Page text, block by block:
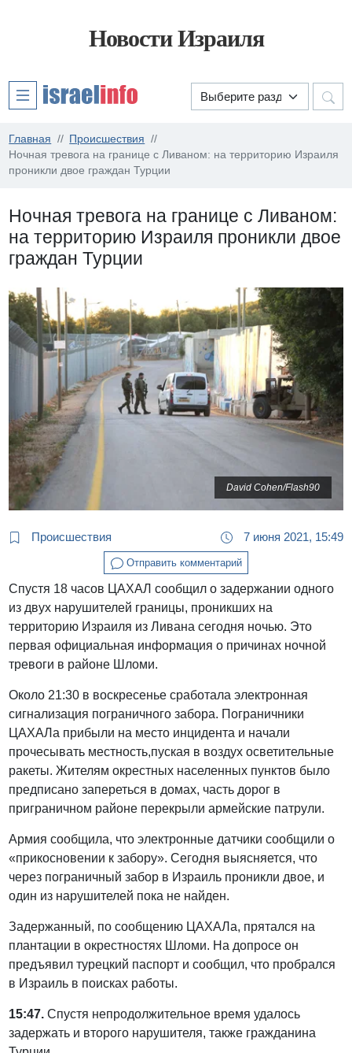
Новости Израиля
Главная
Происшествия
Ночная тревога на границе с Ливаном: на территорию Израиля
проникли двое граждан Турции
Ночная тревога на границе с Ливаном:
на территорию Израиля проникли двое
граждан Турции
David Cohen/Flash90
Происшествия 7 июня 2021, 15:49
Отправить комментарий
Спустя 18 часов ЦАХАЛ сообщил о задержании одного
из двух нарушителей границы, проникших на
территорию Израиля из Ливана сегодня ночью. Это
первая официальная информация о причинах ночной
тревоги в районе Шломи.
Около 21:30 в воскресенье сработала электронная
сигнализация пограничного забора. Пограничники
ЦАХАЛа прибыли на место инцидента и начали
прочесывать местность,пуская в воздух осветительные
ракеты. Жителям окрестных населенных пунктов было
предписано запереться в домах, часть дорог в
приграничном районе перекрыли армейские патрули.
Армия сообщила, что электронные датчики сообщили о
«прикосновении к забору». Сегодня выясняется, что
через пограничный забор в Израиль проникли двое, и
один из нарушителей пока не найден.
Задержанный, по сообщению ЦАХАЛа, прятался на
плантации в окрестностях Шломи. На допросе он
предъявил турецкий паспорт и сообщил, что пробрался
в Израиль в поисках работы.
15:47. Спустя непродолжительное время удалось
задержать и второго нарушителя, также гражданина